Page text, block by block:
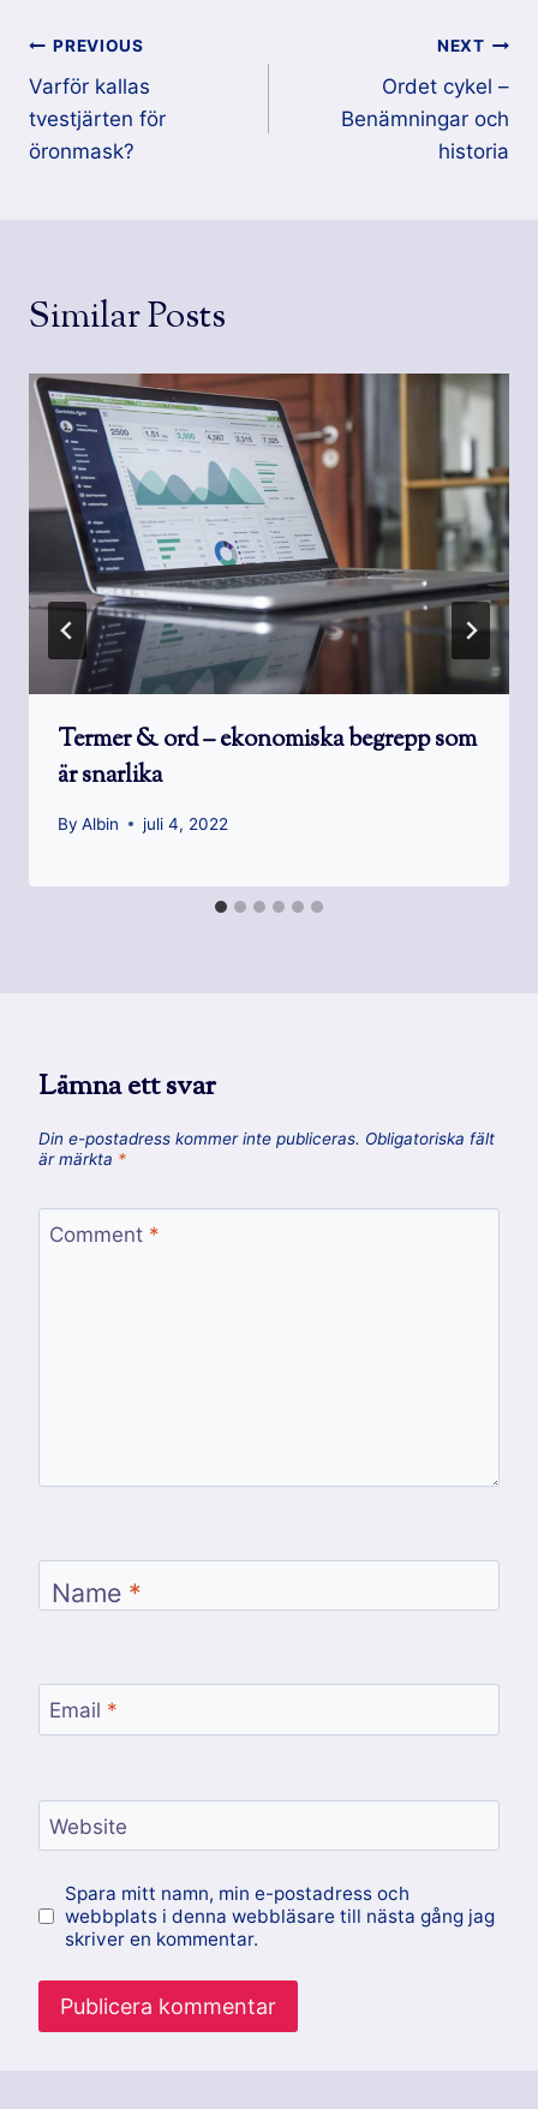
Inläggsnavigering
PREVIOUS
Varför kallas
tvestjärten för
öronmask?
NEXT
Ordet cykel –
Benämningar och
historia
Similar Posts
Termer & ord – ekonomiska begrepp som
är snarlika
By Albin juli 4, 2022
Lämna ett svar
Din e-postadress kommer inte publiceras. Obligatoriska fält
är märkta *
Comment *
Name *
Email *
Website
Spara mitt namn, min e-postadress och
webbplats i denna webbläsare till nästa gång jag
skriver en kommentar.